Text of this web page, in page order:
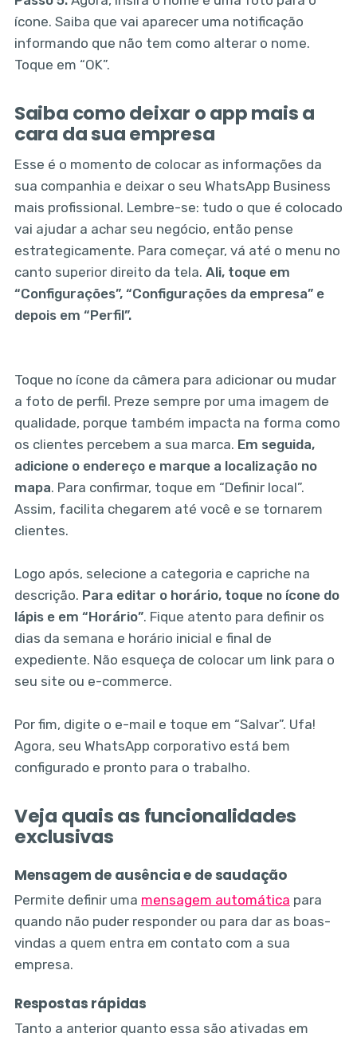
ícone. Saiba que vai aparecer uma notificação
informando que não tem como alterar o nome.
Toque em “OK”.
Saiba como deixar o app mais a
cara da sua empresa
Esse é o momento de colocar as informações da
sua companhia e deixar o seu WhatsApp Business
mais profissional. Lembre-se: tudo o que é colocado
vai ajudar a achar seu negócio, então pense
estrategicamente. Para começar, vá até o menu no
canto superior direito da tela. Ali, toque em
“Configurações”, “Configurações da empresa” e
depois em “Perfil”.
Toque no ícone da câmera para adicionar ou mudar
a foto de perfil. Preze sempre por uma imagem de
qualidade, porque também impacta na forma como
os clientes percebem a sua marca. Em seguida,
adicione o endereço e marque a localização no
mapa. Para confirmar, toque em “Definir local”.
Assim, facilita chegarem até você e se tornarem
clientes.
Logo após, selecione a categoria e capriche na
descrição. Para editar o horário, toque no ícone do
lápis e em “Horário”. Fique atento para definir os
dias da semana e horário inicial e final de
expediente. Não esqueça de colocar um link para o
seu site ou e-commerce.
Por fim, digite o e-mail e toque em “Salvar”. Ufa!
Agora, seu WhatsApp corporativo está bem
configurado e pronto para o trabalho.
Veja quais as funcionalidades
exclusivas
Mensagem de ausência e de saudação
Permite definir uma mensagem automática para
quando não puder responder ou para dar as boas-
vindas a quem entra em contato com a sua
empresa.
Respostas rápidas
Tanto a anterior quanto essa são ativadas em